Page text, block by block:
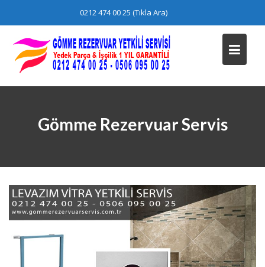
content
0212 474 00 25 (Tıkla Ara)
Gömme Rezervuar Servis